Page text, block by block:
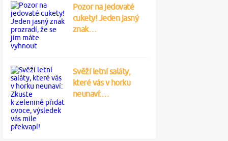
Pozor na jedovaté
cukety! Jeden jasný
znak…
Svěží letní saláty,
které vás v horku
neunaví:…